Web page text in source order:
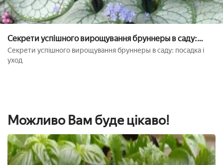
Секрети успішного вирощування бруннеры в саду:
посадка і догляд
Секрети успішного вирощування бруннеры в саду: посадка і
уход
Можливо Вам буде цікаво!